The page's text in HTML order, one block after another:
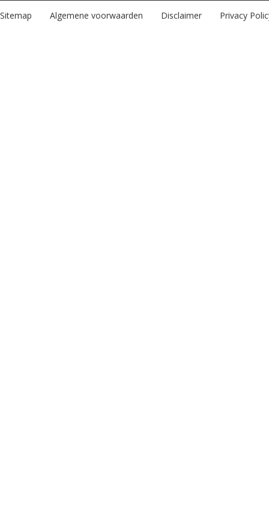
Sitemap Algemene voorwaarden Disclaimer Privacy